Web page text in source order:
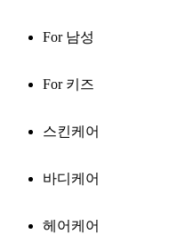
For 남성
For 키즈
스킨케어
바디케어
헤어케어